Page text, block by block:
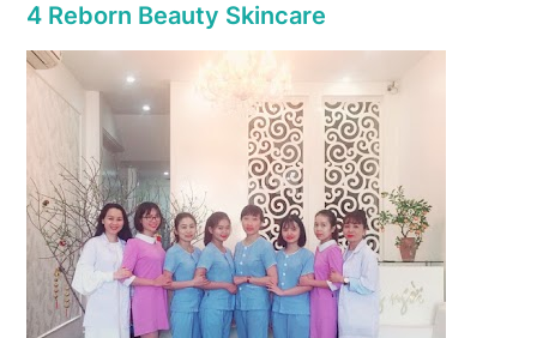
4 Reborn Beauty Skincare